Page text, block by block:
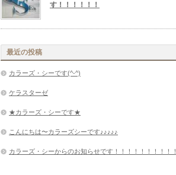
す！！！！！！
最近の投稿
カラーズ・シーです(^-^)
ケラスターゼ
★カラーズ・シーです★
こんにちは〜カラーズシーです♪♪♪♪♪
カラーズ・シーからのお知らせです！！！！！！！！！！